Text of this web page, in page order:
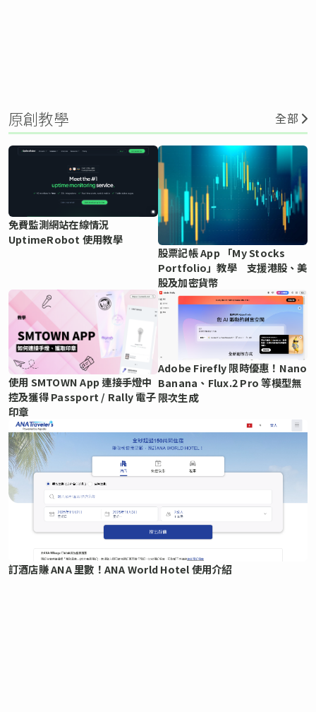
原創教學 全部
免費監測網站在線情況
UptimeRobot 使用教學
股票記帳 App 「My Stocks
Portfolio」教學 支援港股、美
股及加密貨幣
使用 SMTOWN App 連接手燈中
控及獲得 Passport / Rally 電子
印章
Adobe Firefly 限時優惠！Nano
Banana、Flux.2 Pro 等模型無
限次生成
訂酒店賺 ANA 里數！ANA World Hotel 使用介紹